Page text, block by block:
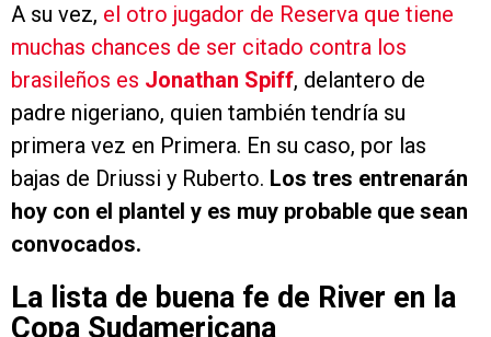
A su vez, el otro jugador de Reserva que tiene
muchas chances de ser citado contra los
brasileños es Jonathan Spiff, delantero de
padre nigeriano, quien también tendría su
primera vez en Primera. En su caso, por las
bajas de Driussi y Ruberto. Los tres entrenarán
hoy con el plantel y es muy probable que sean
convocados.
La lista de buena fe de River en la
Copa Sudamericana